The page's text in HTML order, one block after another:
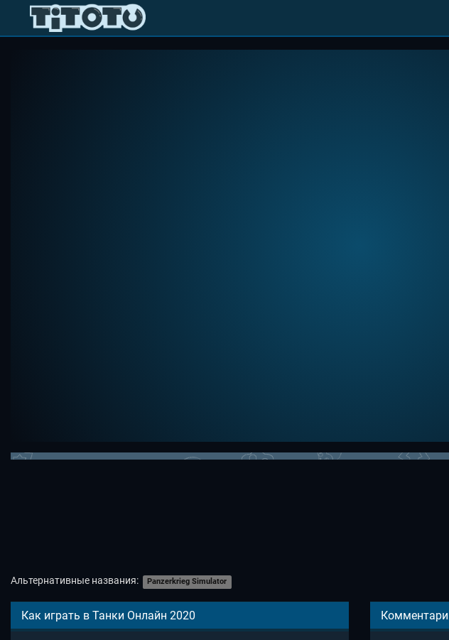
Альтернативные названия: Panzerkrieg Simulator
Как играть в Танки Онлайн 2020